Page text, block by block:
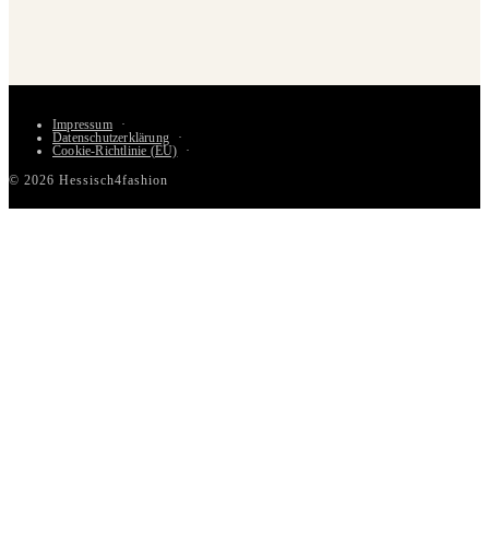
Impressum
Datenschutzerklärung
Cookie-Richtlinie (EU)
© 2026 Hessisch4fashion